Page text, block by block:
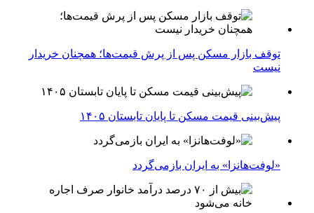
توقف بازار مسکن پس از پرش قیمت‌ها؛ همچنان خریدار
نیست
پیش‌بینی قیمت مسکن تا پایان تابستان ۱۴۰۵
«لوفت‌هانزا» به ایران بازمی‌گردد